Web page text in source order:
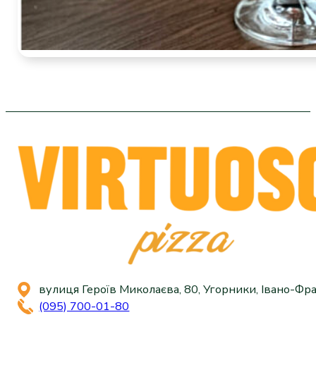
вулиця Героїв Миколаєва, 80, Угорники, Івано-
(095) 700-01-80